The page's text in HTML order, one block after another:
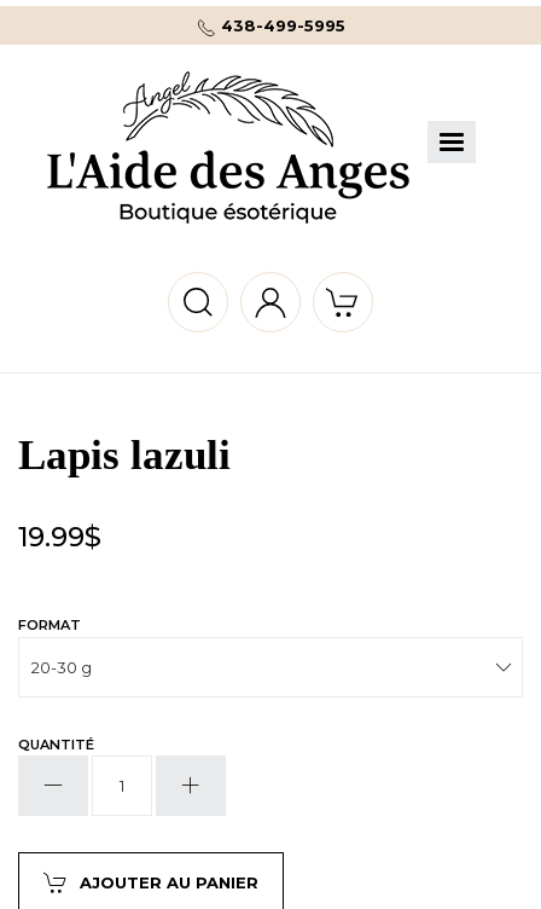
438-499-5995
Lapis lazuli
19.99$
FORMAT
QUANTITÉ
AJOUTER AU PANIER